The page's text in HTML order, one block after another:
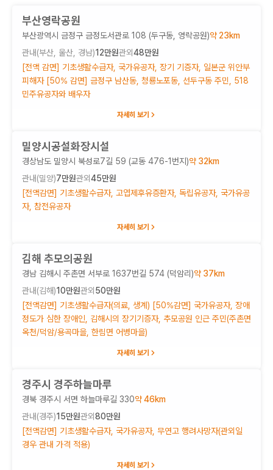
부산영락공원
부산광역시 금정구 금정도서관로 108 (두구동, 영락공원)약 23km
관내(부산, 울산, 경남)12만원관외48만원
[전액 감면] 기초생활수급자, 국가유공자, 장기 기증자, 일본군 위안부
피해자 [50% 감면] 금정구 남산동, 청룡노포동, 선두구동 주민, 518
민주유공자와 배우자
자세히 보기
밀양시공설화장시설
경상남도 밀양시 북성로7길 59 (교동 476-1번지)약 32km
관내(밀양)7만원관외45만원
[전액감면] 기초생활수급자, 고엽제후유증환자, 독립유공자, 국가유공
자, 참전유공자
자세히 보기
김해 추모의공원
경남 김해시 주촌면 서부로 1637번길 574 (덕암리)약 37km
관내(김해)10만원관외 50만원
[전액감면] 기초생활수급자(의료, 생계) [50%감면] 국가유공자, 장애
정도가 심한 장애인, 김해시의 장기기증자, 추모공원 인근 주민(주촌면
옥천/덕암/용곡마을, 한림면 어병마을)
자세히 보기
경주시 경주하늘마루
경북 경주시 서면 하늘마루길 330약46km
관내(경주)15만원관외80만원
[전액감면] 기초생활수급자, 국가유공자, 무연고 행려사망자(관외일
경우 관내 가격 적용)
자세히 보기